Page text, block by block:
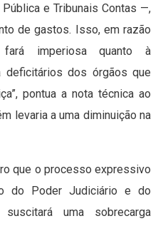
e Tribunais Contas —,
de gastos. Isso, em razão
imperiosa quanto à
deficitários dos órgãos que
pontua a nota técnica ao
levaria a uma diminuição na
que o processo expressivo
do Poder Judiciário e do
uma sobrecarga